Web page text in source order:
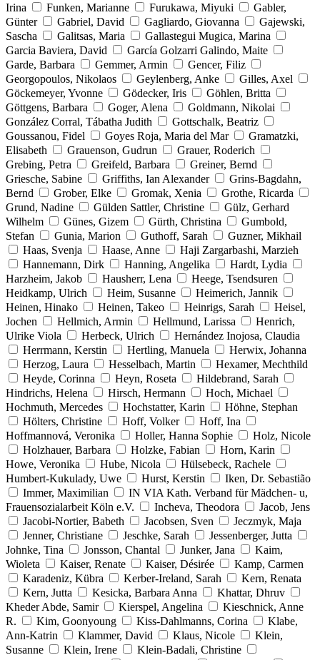
Irina
Funken, Marianne Furukawa, Miyuki
Gabler,
Günter
Gabriel, David Gagliardo, Giovanna
Gajewski,
Sascha
Galitsas, Maria
Gallastegui Mugica, Marina
Garcia Baviera, David
García Golzarri Galindo, Maite
Garde, Barbara
Gemmer, Armin
Gencer, Filiz
Georgopoulos, Nikolaos
Geylenberg, Anke
Gilles, Axel
Göckemeyer, Yvonne
Gödecker, Iris
Göhlen, Britta
Göttgens, Barbara
Goger, Alena
Goldmann, Nikolai
González Corral, Tábatha Judith
Gottschalk, Beatriz
Goussanou, Fidel
Goyes Roja, Maria del Mar
Gramatzki,
Elisabeth
Grauenson, Gudrun
Grauer, Roderich
Grebing, Petra
Greifeld, Barbara
Greiner, Bernd
Griesche, Sabine
Griffiths, Ian Alexander
Grins-Bagdahn,
Bernd
Grober, Elke Gromak, Xenia
Grothe, Ricarda
Grund, Nadine
Gülden Sattler, Christine
Gülz, Gerhard
Wilhelm
Günes, Gizem Gürth, Christina
Gumbold,
Stefan
Gunia, Marion Guthoff, Sarah
Guzner, Mikhail
Haas, Svenja
Haase, Anne
Haji Zargarbashi, Marzieh
Hannemann, Dirk
Hanning, Angelika
Hardt, Lydia
Harzheim, Jakob
Hausherr, Lena
Heege, Tsendsuren
Heidkamp, Ulrich
Heim, Susanne
Heimerich, Jannik
Heinen, Hinako
Heinen, Takeo Heinrigs, Sarah
Heisel,
Jochen
Hellmich, Armin Hellmund, Larissa
Henrich,
Ulrike Viola
Herbeck, Ulrich
Hernández Inojosa, Claudia
Herrmann, Kerstin
Hertling, Manuela
Herwix, Johanna
Herzog, Laura
Hesselbach, Martin
Hexamer, Mechthild
Heyde, Corinna
Heyn, Roseta
Hildebrand, Sarah
Hindrichs, Helena
Hirsch, Hermann
Hoch, Michael
Hochmuth, Mercedes
Hochstatter, Karin
Höhne, Stephan
Hölters, Christine
Hoff, Volker
Hoff, Ina
Hoffmannová, Veronika
Holler, Hanna Sophie
Holz, Nicole
Holzhauer, Barbara
Holzke, Fabian
Horn, Karin
Howe, Veronika
Hube, Nicola
Hülsebeck, Rachele
Humbert-Kukulady, Uwe
Hurst, Kerstin
Iken, Dr. Sebastião
Immer, Maximilian
IN VIA Kath. Verband für Mädchen- u,
Frauensozialarbeit Köln e.V.
Incheva, Theodora
Jacob, Jens
Jacobi-Nortier, Babeth
Jacobsen, Sven
Jeczmyk, Maja
Jenner, Christiane
Jeschke, Sarah
Jessenberger, Jutta
Johnke, Tina
Jonsson, Chantal Junker, Jana
Kaim,
Wioleta
Kaiser, Renate Kaiser, Désirée
Kamp, Carmen
Karadeniz, Kübra
Kerber-Ireland, Sarah
Kern, Renata
Kern, Jutta
Kesicka, Barbara Anna
Khattar, Dhruv
Kheder Abde, Samir
Kierspel, Angelina
Kieschnick, Anne
R.
Kim, Goonyoung Kiss-Dahlmanns, Corina
Klabe,
Ann-Katrin
Klammer, David Klaus, Nicole
Klein,
Susanne
Klein, Irene
Klein-Badali, Christine